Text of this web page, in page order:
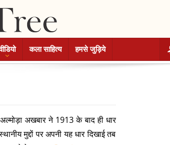
कला साहित्य हमसे जुड़िये
अखबार ने 1913 के बाद ही धार
मुद्दों पर अपनी यह धार दिखाई तब